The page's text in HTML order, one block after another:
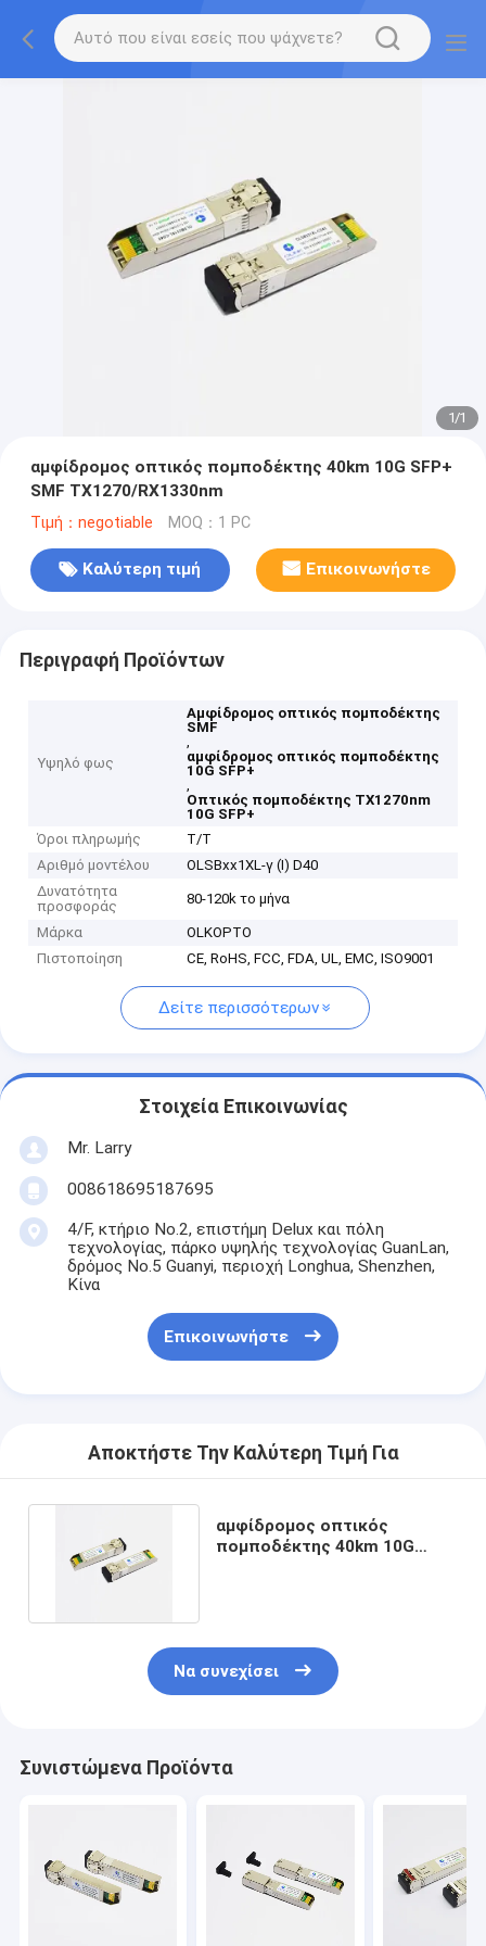
1/1
αμφίδρομος οπτικός πομποδέκτης 40km 10G SFP+
SMF TX1270/RX1330nm
Τιμή：negotiable MOQ：1 PC
Καλύτερη τιμή Επικοινωνήστε
Περιγραφή Προϊόντων
Υψηλό φως
Αμφίδρομος οπτικός πομποδέκτης
SMF
,
αμφίδρομος οπτικός πομποδέκτης
10G SFP+
,
Οπτικός πομποδέκτης TX1270nm
10G SFP+
Όροι πληρωμής
T/T
Αριθμό μοντέλου
OLSBxx1XL-γ (Ι) D40
Δυνατότητα
προσφοράς
80-120k το μήνα
Μάρκα
OLKOPTO
Πιστοποίηση
CE, RoHS, FCC, FDA, UL, EMC, ISO9001
Δείτε περισσότερων
Στοιχεία Επικοινωνίας
Mr. Larry
008618695187695
4/F, κτήριο No.2, επιστήμη Delux και πόλη
τεχνολογίας, πάρκο υψηλής τεχνολογίας GuanLan,
δρόμος No.5 Guanyi, περιοχή Longhua, Shenzhen,
Κίνα
Επικοινωνήστε
Αποκτήστε Την Καλύτερη Τιμή Για
αμφίδρομος οπτικός
πομποδέκτης 40km 10G
Να συνεχίσει
Συνιστώμενα Προϊόντα